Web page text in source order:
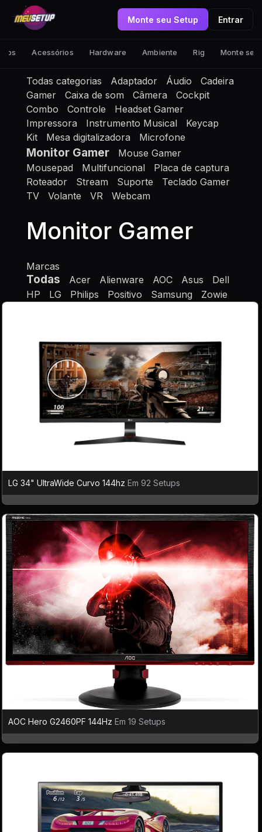
Monte seu Setup Entrar
Acessórios Hardware Ambiente Rig Monte seu
Todas categorias Adaptador Áudio
Cadeira
Gamer
Caixa de som Câmera
Cockpit
Combo
Controle
Headset Gamer
Impressora
Instrumento Musical
Keycap
Kit
Mesa digitalizadora Microfone
Monitor Gamer
Mouse Gamer
Mousepad
Multifuncional
Placa de captura
Roteador
Stream Suporte
Teclado Gamer
TV
Volante VR Webcam
Monitor Gamer
Marcas
Todas Acer Alienware AOC Asus
Dell
HP
LG Philips Positivo Samsung Zowie
LG 34" UltraWide Curvo 144hz Em 92 Setups
AOC Hero G2460PF 144Hz Em 19 Setups